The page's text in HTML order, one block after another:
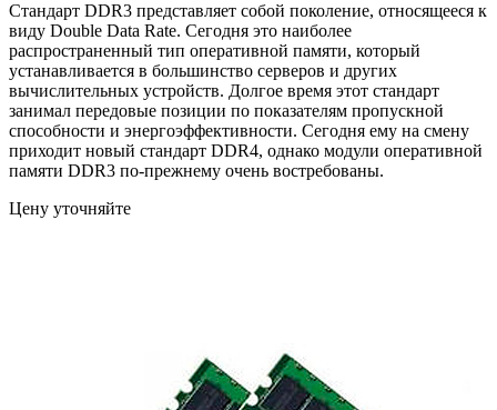
Стандарт DDR3 представляет собой поколение, относящееся к
виду Double Data Rate. Сегодня это наиболее
распространенный тип оперативной памяти, который
устанавливается в большинство серверов и других
вычислительных устройств. Долгое время этот стандарт
занимал передовые позиции по показателям пропускной
способности и энергоэффективности. Сегодня ему на смену
приходит новый стандарт DDR4, однако модули оперативной
памяти DDR3 по-прежнему очень востребованы.
Цену уточняйте